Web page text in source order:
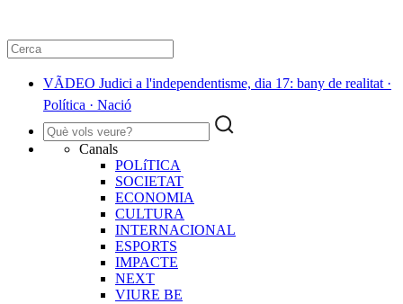
VÃDEO Judici a l'independentisme, dia 17: bany de realitat ·
Política · Nació
Canals
POLíTICA
SOCIETAT
ECONOMIA
CULTURA
INTERNACIONAL
ESPORTS
IMPACTE
NEXT
VIURE BE